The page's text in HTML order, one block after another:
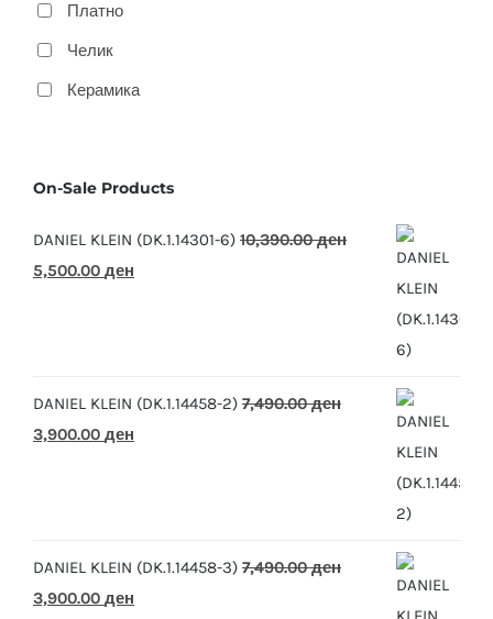
Платно
Челик
Керамика
On-Sale Products
DANIEL KLEIN (DK.1.14301-6) 10,390.00ден
Original
5,500.00 ден
DANIEL KLEIN (DK.1.14458-2) 7,490.00ден
Original
3,900.00 ден
DANIEL KLEIN (DK.1.14458-3) 7,490.00ден
Original
3,900.00 ден